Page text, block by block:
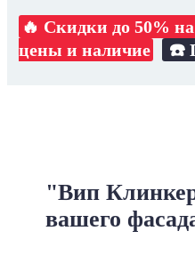
🔥 Скидки до 50%
цены и наличие
☎️
"Вип
вашего